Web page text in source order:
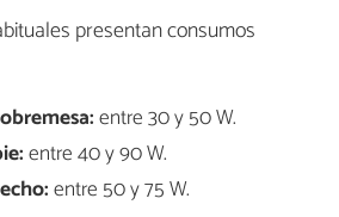
presentan consumos
entre 30 y 50 W.
entre 40 y 90 W.
entre 50 y 75 W.